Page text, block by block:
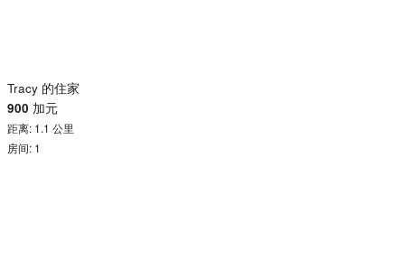
Tracy 的住家
900 加元
距离: 1.1 公里
房间: 1